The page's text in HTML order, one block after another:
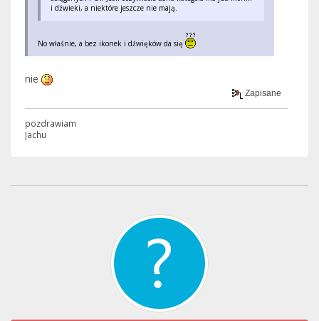
i dźwieki, a niektóre jeszcze nie mają.
No właśnie, a bez ikonek i dźwięków da się
nie
Zapisane
pozdrawiam
Jachu